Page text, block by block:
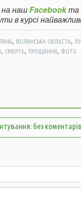
на нашFacebookта
в курсі
, ВОЛИНСЬКА ОБЛАСТЬ,
, СМЕРТЬ, ПРОЩАННЯ, ФОТО
без коментарів